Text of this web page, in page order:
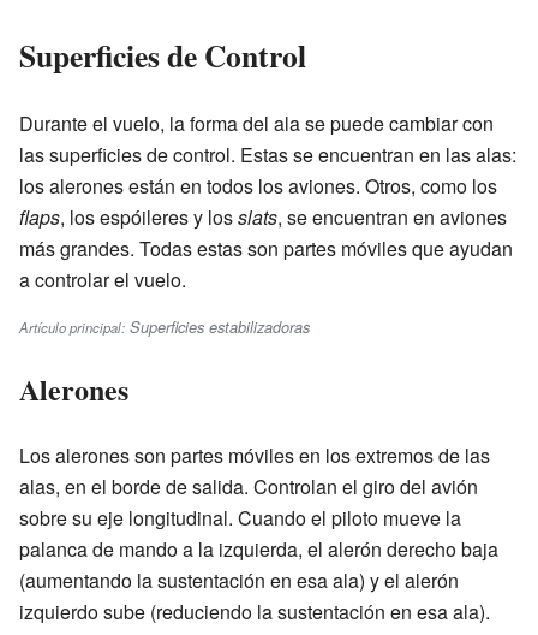
Superficies de Control
Durante el vuelo, la forma del ala se puede cambiar con
las superficies de control. Estas se encuentran en las alas:
los alerones están en todos los aviones. Otros, como los
flaps, los espóileres y losslats, se encuentran en aviones
más grandes. Todas estas son partes móviles que ayudan
a controlar el vuelo.
Artículo principal: Superficies estabilizadoras
Alerones
Los alerones son partes móviles en los extremos de las
alas, en el borde de salida. Controlan el giro del avión
sobre su eje longitudinal. Cuando el piloto mueve la
palanca de mando a la izquierda, el alerón derecho baja
(aumentando la sustentación en esa ala) y el alerón
izquierdo sube (reduciendo la sustentación en esa ala).